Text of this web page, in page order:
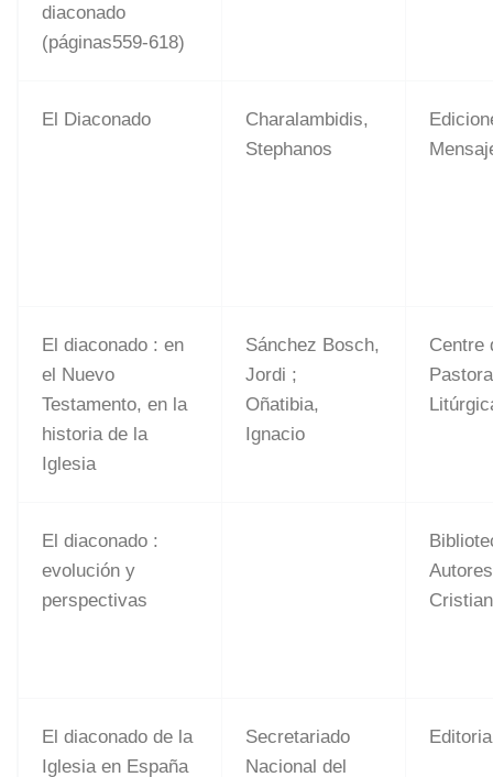
diaconado
(páginas559-618)
El Diaconado
Charalambidis,
Stephanos
El diaconado : en
el Nuevo
Testamento, en la
historia de la
Iglesia
Sánchez Bosch,
Jordi ;
Oñatibia,
Ignacio
Centre
El diaconado :
evolución y
perspectivas
Autores
El diaconado de la
Iglesia en España
Secretariado
Nacional del